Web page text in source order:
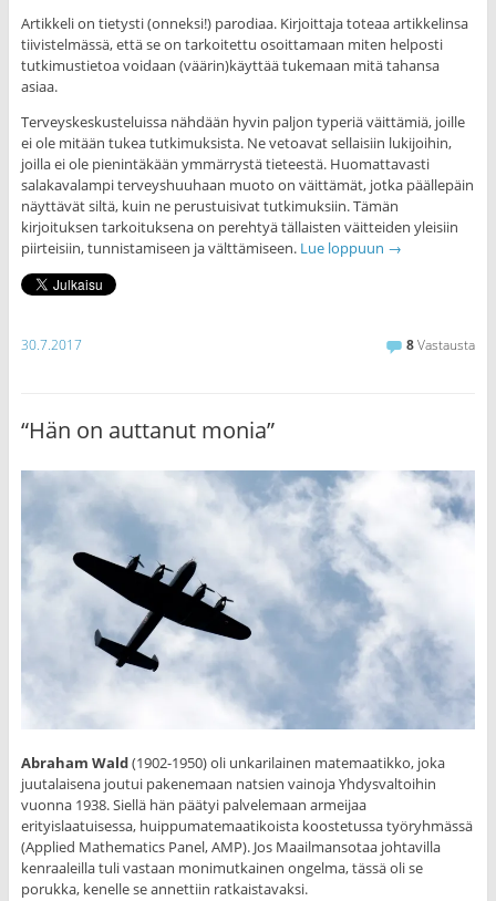
Artikkeli on tietysti (onneksi!) parodiaa. Kirjoittaja toteaa artikkelinsa
tiivistelmässä, että se on tarkoitettu osoittamaan miten helposti
tutkimustietoa voidaan (väärin)käyttää tukemaan mitä tahansa
asiaa.
Terveyskeskusteluissa nähdään hyvin paljon typeriä väittämiä, joille
ei ole mitään tukea tutkimuksista. Ne vetoavat sellaisiin lukijoihin,
joilla ei ole pienintäkään ymmärrystä tieteestä. Huomattavasti
salakavalampi terveyshuuhaan muoto on väittämät, jotka päällepäin
näyttävät siltä, kuin ne perustuisivat tutkimuksiin. Tämän
kirjoituksen tarkoituksena on perehtyä tällaisten väitteiden yleisiin
piirteisiin, tunnistamiseen ja välttämiseen. Lue loppuun →
30.7.2017 8Vastausta
“Hän on auttanut monia”
Abraham Wald(1902-1950) oli unkarilainen matemaatikko, joka
juutalaisena joutui pakenemaan natsien vainoja Yhdysvaltoihin
vuonna 1938. Siellä hän päätyi palvelemaan armeijaa
erityislaatuisessa, huippumatemaatikoista koostetussa työryhmässä
(Applied Mathematics Panel, AMP). Jos Maailmansotaa johtavilla
kenraaleilla tuli vastaan monimutkainen ongelma, tässä oli se
porukka, kenelle se annettiin ratkaistavaksi.